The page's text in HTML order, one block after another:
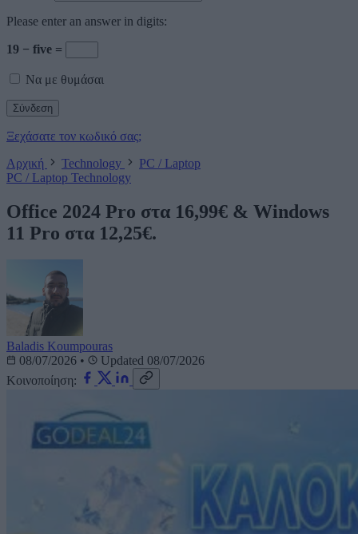
Please enter an answer in digits:
19 − five =
Να με θυμάσαι
Ξεχάσατε τον κωδικό σας;
Αρχική
Technology
PC / Laptop
PC / Laptop Technology
Office 2024 Pro στα 16,99€ & Windows
11 Pro στα 12,25€.
Baladis Koumpouras
08/07/2026 •
Updated 08/07/2026
Κοινοποίηση: